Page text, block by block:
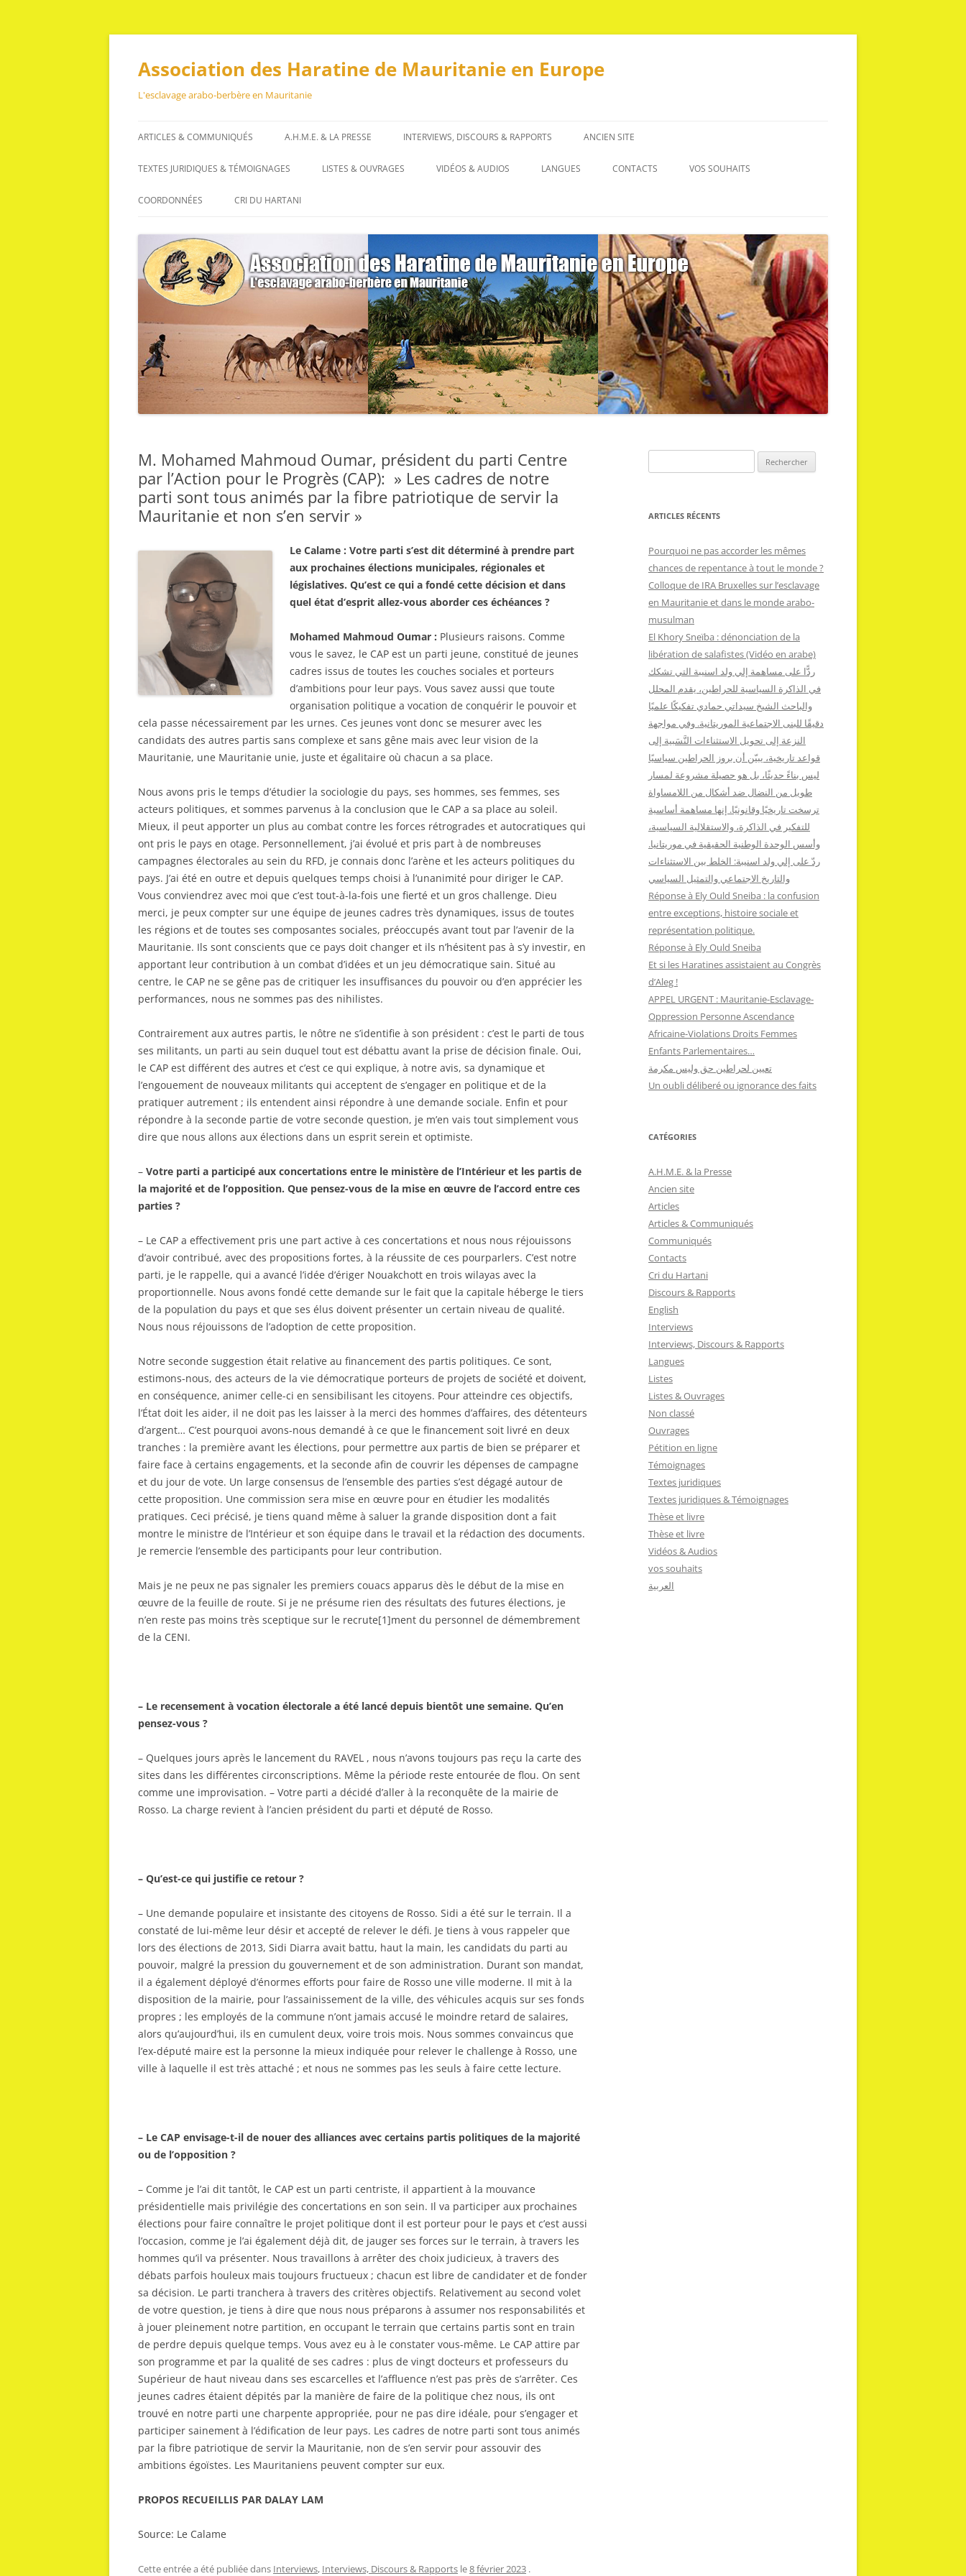
Aller
contenu
Association des Haratine de Mauritanie en Europe
L'esclavage arabo-berbère en Mauritanie
ARTICLES & COMMUNIQUÉS
ARTICLES
COMMUNIQUÉS
A.H.M.E. & LA PRESSE INTERVIEWS, DISCOURS & RAPPORTS
INTERVIEWS
ANCIEN SITE
TEXTES JURIDIQUES & TÉMOIGNAGES
TEXTES JURIDIQUES
LISTES & OUVRAGES VIDÉOS & AUDIOS LANGUES CONTACTS VOS SOUHAITS
COORDONNÉES CRI DU HARTANI
M. Mohamed Mahmoud Oumar, président du parti Centre
par l’Action pour le Progrès (CAP): » Les cadres de notre
parti sont tous animés par la fibre patriotique de servir la
Mauritanie et non s’en servir »
Le Calame : Votre parti s’est dit déterminé à prendre part
aux prochaines élections municipales, régionales et
législatives. Qu’est ce qui a fondé cette décision et dans
quel état d’esprit allez-vous aborder ces échéances ?
Mohamed Mahmoud Oumar : Plusieurs raisons. Comme
vous le savez, le CAP est un parti jeune, constitué de jeunes
cadres issus de toutes les couches sociales et porteurs
d’ambitions pour leur pays. Vous savez aussi que toute
organisation politique a vocation de conquérir le pouvoir et
cela passe nécessairement par les urnes. Ces jeunes vont donc se mesurer avec les
candidats des autres partis sans complexe et sans gêne mais avec leur vision de la
Mauritanie, une Mauritanie unie, juste et égalitaire où chacun a sa place.
Nous avons pris le temps d’étudier la sociologie du pays, ses hommes, ses femmes, ses
acteurs politiques, et sommes parvenus à la conclusion que le CAP a sa place au soleil.
Mieux, il peut apporter un plus au combat contre les forces rétrogrades et autocratiques qui
ont pris le pays en otage. Personnellement, j’ai évolué et pris part à de nombreuses
campagnes électorales au sein du RFD, je connais donc l’arène et les acteurs politiques du
pays. J’ai été en outre et depuis quelques temps choisi à l’unanimité pour diriger le CAP.
Vous conviendrez avec moi que c’est tout-à-la-fois une fierté et un gros challenge. Dieu
merci, je peux compter sur une équipe de jeunes cadres très dynamiques, issus de toutes
les régions et de toutes ses composantes sociales, préoccupés avant tout par l’avenir de la
Mauritanie. Ils sont conscients que ce pays doit changer et ils n’hésitent pas à s’y investir, en
apportant leur contribution à un combat d’idées et un jeu démocratique sain. Situé au
centre, le CAP ne se gêne pas de critiquer les insuffisances du pouvoir ou d’en apprécier les
performances, nous ne sommes pas des nihilistes.
Contrairement aux autres partis, le nôtre ne s’identifie à son président : c’est le parti de tous
ses militants, un parti au sein duquel tout est débattu avant la prise de décision finale. Oui,
le CAP est différent des autres et c’est ce qui explique, à notre avis, sa dynamique et
l’engouement de nouveaux militants qui acceptent de s’engager en politique et de la
pratiquer autrement ; ils entendent ainsi répondre à une demande sociale. Enfin et pour
répondre à la seconde partie de votre seconde question, je m’en vais tout simplement vous
dire que nous allons aux élections dans un esprit serein et optimiste.
– Votre parti a participé aux concertations entre le ministère de l’Intérieur et les partis de
la majorité et de l’opposition. Que pensez-vous de la mise en œuvre de l’accord entre ces
parties ?
– Le CAP a effectivement pris une part active à ces concertations et nous nous réjouissons
d’avoir contribué, avec des propositions fortes, à la réussite de ces pourparlers. C’est notre
parti, je le rappelle, qui a avancé l’idée d’ériger Nouakchott en trois wilayas avec la
proportionnelle. Nous avons fondé cette demande sur le fait que la capitale héberge le tiers
de la population du pays et que ses élus doivent présenter un certain niveau de qualité.
Nous nous réjouissons de l’adoption de cette proposition.
Notre seconde suggestion était relative au financement des partis politiques. Ce sont,
estimons-nous, des acteurs de la vie démocratique porteurs de projets de société et doivent,
en conséquence, animer celle-ci en sensibilisant les citoyens. Pour atteindre ces objectifs,
l’État doit les aider, il ne doit pas les laisser à la merci des hommes d’affaires, des détenteurs
d’argent… C’est pourquoi avons-nous demandé à ce que le financement soit livré en deux
tranches : la première avant les élections, pour permettre aux partis de bien se préparer et
faire face à certains engagements, et la seconde afin de couvrir les dépenses de campagne
et du jour de vote. Un large consensus de l’ensemble des parties s’est dégagé autour de
cette proposition. Une commission sera mise en œuvre pour en étudier les modalités
pratiques. Ceci précisé, je tiens quand même à saluer la grande disposition dont a fait
montre le ministre de l’Intérieur et son équipe dans le travail et la rédaction des documents.
Je remercie l’ensemble des participants pour leur contribution.
Mais je ne peux ne pas signaler les premiers couacs apparus dès le début de la mise en
œuvre de la feuille de route. Si je ne présume rien des résultats des futures élections, je
n’en reste pas moins très sceptique sur le recrute[1]ment du personnel de démembrement
de la CENI.
– Le recensement à vocation électorale a été lancé depuis bientôt une semaine. Qu’en
pensez-vous ?
– Quelques jours après le lancement du RAVEL , nous n’avons toujours pas reçu la carte des
sites dans les différentes circonscriptions. Même la période reste entourée de flou. On sent
comme une improvisation. – Votre parti a décidé d’aller à la reconquête de la mairie de
Rosso. La charge revient à l’ancien président du parti et député de Rosso.
– Qu’est-ce qui justifie ce retour ?
– Une demande populaire et insistante des citoyens de Rosso. Sidi a été sur le terrain. Il a
constaté de lui-même leur désir et accepté de relever le défi. Je tiens à vous rappeler que
lors des élections de 2013, Sidi Diarra avait battu, haut la main, les candidats du parti au
pouvoir, malgré la pression du gouvernement et de son administration. Durant son mandat,
il a également déployé d’énormes efforts pour faire de Rosso une ville moderne. Il mit à la
disposition de la mairie, pour l’assainissement de la ville, des véhicules acquis sur ses fonds
propres ; les employés de la commune n’ont jamais accusé le moindre retard de salaires,
alors qu’aujourd’hui, ils en cumulent deux, voire trois mois. Nous sommes convaincus que
l’ex-député maire est la personne la mieux indiquée pour relever le challenge à Rosso, une
ville à laquelle il est très attaché ; et nous ne sommes pas les seuls à faire cette lecture.
– Le CAP envisage-t-il de nouer des alliances avec certains partis politiques de la majorité
ou de l’opposition ?
– Comme je l’ai dit tantôt, le CAP est un parti centriste, il appartient à la mouvance
présidentielle mais privilégie des concertations en son sein. Il va participer aux prochaines
élections pour faire connaître le projet politique dont il est porteur pour le pays et c’est aussi
l’occasion, comme je l’ai également déjà dit, de jauger ses forces sur le terrain, à travers les
hommes qu’il va présenter. Nous travaillons à arrêter des choix judicieux, à travers des
débats parfois houleux mais toujours fructueux ; chacun est libre de candidater et de fonder
sa décision. Le parti tranchera à travers des critères objectifs. Relativement au second volet
de votre question, je tiens à dire que nous nous préparons à assumer nos responsabilités et
à jouer pleinement notre partition, en occupant le terrain que certains partis sont en train
de perdre depuis quelque temps. Vous avez eu à le constater vous-même. Le CAP attire par
son programme et par la qualité de ses cadres : plus de vingt docteurs et professeurs du
Supérieur de haut niveau dans ses escarcelles et l’affluence n’est pas près de s’arrêter. Ces
jeunes cadres étaient dépités par la manière de faire de la politique chez nous, ils ont
trouvé en notre parti une charpente appropriée, pour ne pas dire idéale, pour s’engager et
participer sainement à l’édification de leur pays. Les cadres de notre parti sont tous animés
par la fibre patriotique de servir la Mauritanie, non de s’en servir pour assouvir des
ambitions égoïstes. Les Mauritaniens peuvent compter sur eux.
PROPOS RECUEILLIS PAR DALAY LAM
Source: Le Calame
Cette entrée a été publiée dans Interviews, Interviews, Discours & Rapports le8 février 2023 .
e
h
r
h
:
ARTICLES RÉCENTS
Pourquoi ne pas accorder les mêmes
chances de repentance à tout le monde ?
Colloque de IRA Bruxelles sur l’esclavage
en Mauritanie et dans le monde arabo-
musulman
El Khory Sneïba : dénonciation de la
libération de salafistes (Vidéo en arabe)
ردًّا على مساهمة إلي ولد اسنيبة التي تشكك
في الذاكرة السياسية للحراطين، يقدم المحلل
والباحث الشيخ سيداتي حمادي تفكيكًا علميًا
دقيقًا للبنى الاجتماعية الموريتانية. وفي مواجهة
النزعة إلى تحويل الاستثناءات النَّسَبية إلى
قواعد تاريخية، يبيّن أن بروز الحراطين سياسيًا
ليس بناءً حديثًا، بل هو حصيلة مشروعة لمسار
طويل من النضال ضد أشكال من اللامساواة
ترسخت تاريخيًا وقانونيًا. إنها مساهمة أساسية
للتفكير في الذاكرة، والاستقلالية السياسية،
وأسس الوحدة الوطنية الحقيقية في موريتانيا.
ردّ على إلي ولد اسنيبة: الخلط بين الاستثناءات
والتاريخ الاجتماعي والتمثيل السياسي
Réponse à Ely Ould Sneiba : la confusion
entre exceptions, histoire sociale et
représentation politique.
Réponse à Ely Ould Sneiba
Et si les Haratines assistaient au Congrès
d’Aleg !
APPEL URGENT : Mauritanie-Esclavage-
Oppression Personne Ascendance
Africaine-Violations Droits Femmes
Enfants Parlementaires…
تعيين لحراطين حق وليس مكرمة
Un oubli déliberé ou ignorance des faits
CATÉGORIES
A.H.M.E. & la Presse
Ancien site
Articles
Articles & Communiqués
Communiqués
Contacts
Cri du Hartani
Discours & Rapports
English
Interviews
Interviews, Discours & Rapports
Langues
Listes
Listes & Ouvrages
Non classé
Ouvrages
Pétition en ligne
Témoignages
Textes juridiques
Textes juridiques & Témoignages
Thèse et livre
Thèse et livre
Vidéos & Audios
vos souhaits
العربية